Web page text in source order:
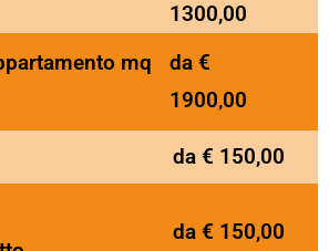
1300,00
mq
da €
1900,00
da € 150,00
da € 150,00